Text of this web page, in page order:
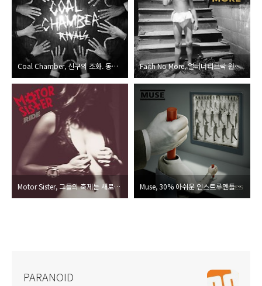
Coal Chamber, 신구의 조화. 동서고금을 따지지 않는 미덕 Faith No More, 얼터너티브락 원조 밴드의 저력의 결과물
Motor Sister, 그들의 축제는 새로움을 열었다 Muse, 30% 아쉬운 인스트루멘틀리즘, 그래도 뮤즈인 까닭은?
PARANOID